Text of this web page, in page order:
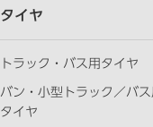
タイヤ
トラック・バス用タイヤ
バン・小型トラック／バス
タイヤ